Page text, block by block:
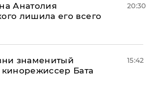
Анатолия
лишила его всего
20:30
знаменитый
Бата
15:42